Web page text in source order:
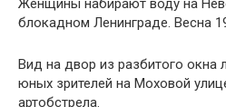
Женщины набирают воду на
блокадном Ленинграде. Весна
Вид на двор из разбитого окна
юных зрителей на Моховой
артобстрела.